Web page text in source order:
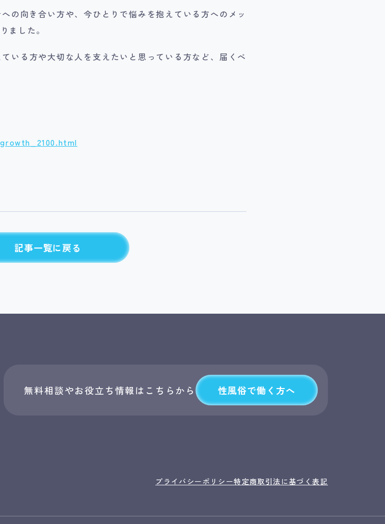
の向き合い方や、今ひとりで悩みを抱えている方へのメッ
ました。
いる方や大切な人を支えたいと思っている方など、届くべ
記事一覧に戻る
無料相談やお役立ち情報はこちらから 性風俗で働く方へ
プライバシーポリシー特定商取引法に基づく表記